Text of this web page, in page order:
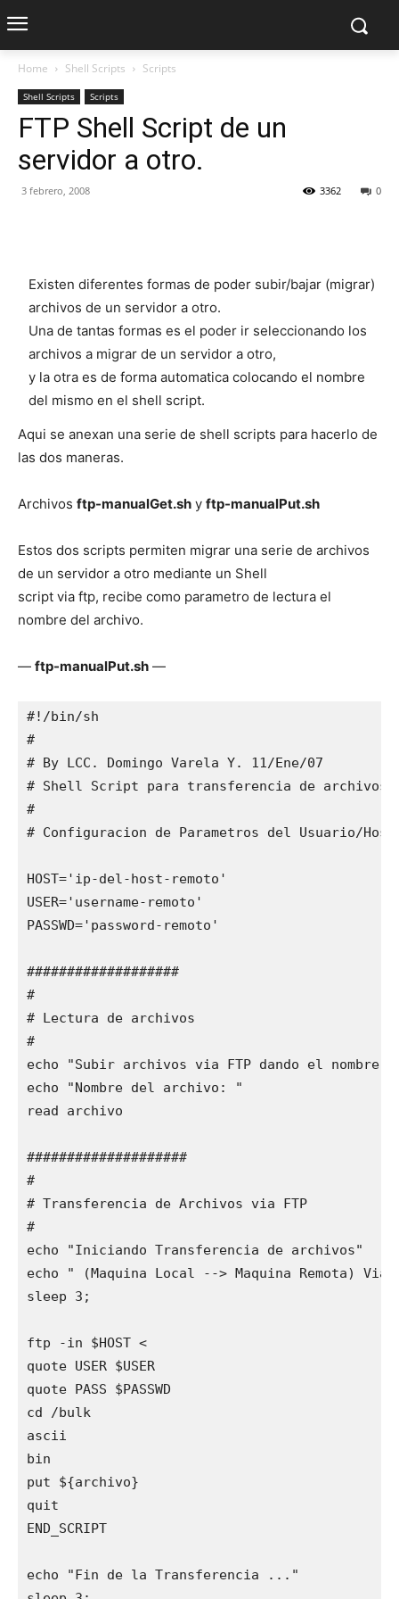
Home Shell Scripts Scripts
Shell Scripts Scripts
FTP Shell Script de un
servidor a otro.
3 febrero, 2008 0
3362
Existen diferentes formas de poder subir/bajar (migrar)
archivos de un servidor a otro.
Una de tantas formas es el poder ir seleccionando los
archivos a migrar de un servidor a otro,
y la otra es de forma automatica colocando el nombre
del mismo en el shell script.
Aqui se anexan una serie de shell scripts para hacerlo de
las dos maneras.
Archivos ftp-manualGet.sh y ftp-manualPut.sh
Estos dos scripts permiten migrar una serie de archivos
de un servidor a otro mediante un Shell
script via ftp, recibe como parametro de lectura el
nombre del archivo.
— ftp-manualPut.sh —
#!/bin/sh
#
# By LCC. Domingo Varela Y. 11/Ene/07
# Shell Script para transferencia de archivos
#
# Configuracion de Parametros del Usuario/
HOST='ip-del-host-remoto'
USER='username-remoto'
PASSWD='password-remoto'
###################
#
# Lectura de archivos
#
echo "Subir archivos via FTP dando el nombre
echo "Nombre del archivo: "
read archivo
####################
#
# Transferencia de Archivos via FTP
#
echo "Iniciando Transferencia de archivos"
echo " (Maquina Local --> Maquina Remota)
sleep 3;
ftp -in $HOST <
quote USER $USER
quote PASS $PASSWD
cd /bulk
ascii
bin
put ${archivo}
quit
END_SCRIPT
echo "Fin de la Transferencia ..."